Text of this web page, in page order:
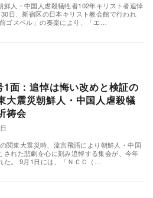
鮮人・中国人虐殺犠牲者102年キリスト者追悼
日、新宿区の日本キリスト教会館で行われ
スペル」の奏楽により、「エ…
1面：追悼は悔い改めと検証の
震災朝鮮人・中国人虐殺犠
祷会
関東大震災時、流言飛語により朝鮮人・中国
された悲劇を心に刻み追悼する集会が、今年
た。 9月1日には、「ＮＣＣ（…